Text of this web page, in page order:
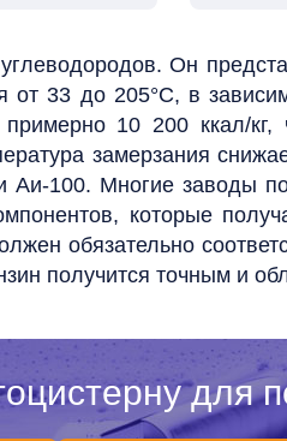
Он
от 33 до 205°C, в
примерно 10 200 ккал/
замерзания
Аи-100. Многие заводы
которые
обязательно
получится точным и
для